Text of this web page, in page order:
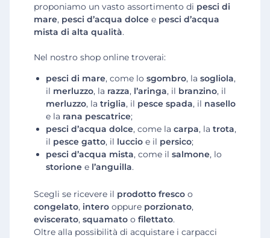
proponiamo un vasto assortimento di pesci di
mare, pesci d’acqua dolce e pesci d’acqua
mista di alta qualità.
Nel nostro shop online troverai:
pesci di mare, come lo sgombro, la sogliola,
il merluzzo, la razza, l’aringa, il branzino, il
merluzzo, la triglia, il pesce spada, il nasello
e la rana pescatrice;
pesci d’acqua dolce, come la carpa, la trota,
il pesce gatto, il luccio e il persico;
pesci d’acqua mista, come il salmone, lo
storione e l’anguilla.
Scegli se ricevere il prodotto fresco o
congelato, intero oppure porzionato,
eviscerato, squamato o filettato.
Oltre alla possibilità di acquistare i carpacci